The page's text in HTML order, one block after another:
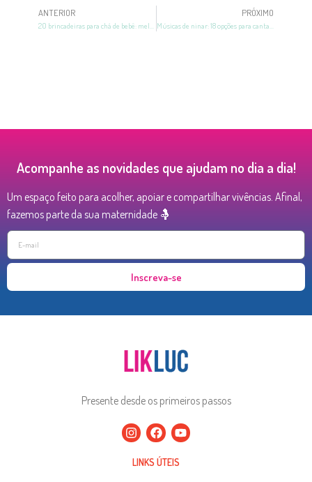
ANTERIOR
20 brincadeiras para chá de bebê: melhores opções na Likluc
PRÓXIMO
Músicas de ninar: 18 opções para cantar para seu bebê
Acompanhe as novidades que ajudam no dia a dia!
Um espaço feito para acolher, apoiar e compartilhar vivências. Afinal,
fazemos parte da sua maternidade 🤱
Inscreva-se
Presente desde os primeiros passos
LINKS ÚTEIS